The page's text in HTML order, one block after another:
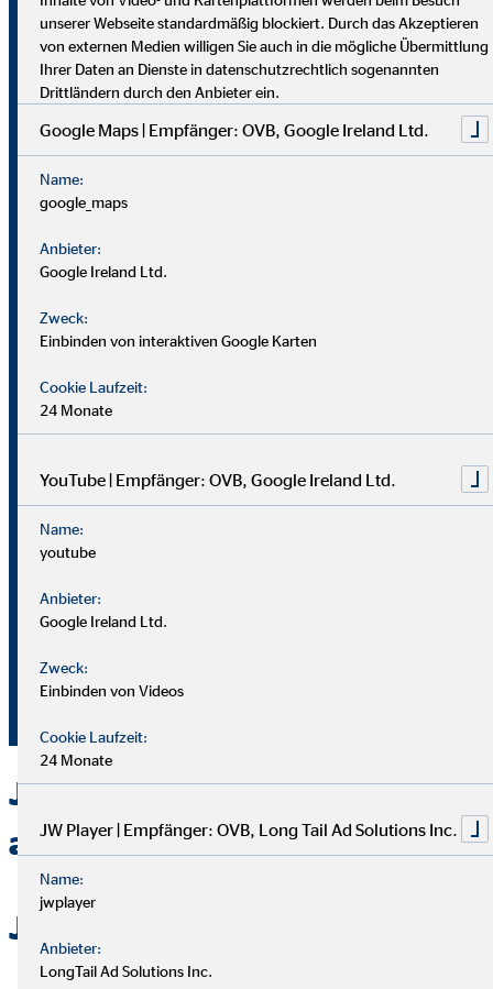
Wissen praktisch an. Nach einer Job-Pause kannst du flexibel
einsteigen, und Finanzprofis finden bei uns neue Chancen.
Bei OVB gibt es keine Grenzen: Unser Karriereplan bietet
Aufstiegsmöglichkeiten durch Ausbildung und Praxis.
Unterstützung bekommst du von deinem Team und deiner
Jetzt bei OVB in Osnabrück
als Berater durchstarten
Jetzt bewerben
unserer Webseite standardmäßig blockiert. Durch das Akzeptieren
von externen Medien willigen Sie auch in die mögliche Übermittlung
Ihrer Daten an Dienste in datenschutzrechtlich sogenannten
Drittländern durch den Anbieter ein.
Google Maps | Empfänger: OVB, Google Ireland Ltd.
Name:
google_maps
Anbieter:
Google Ireland Ltd.
Zweck:
Einbinden von interaktiven Google Karten
Cookie Laufzeit:
24 Monate
YouTube | Empfänger: OVB, Google Ireland Ltd.
Name:
youtube
Anbieter:
Google Ireland Ltd.
Zweck:
Einbinden von Videos
Cookie Laufzeit:
24 Monate
JW Player | Empfänger: OVB, Long Tail Ad Solutions Inc.
Name:
jwplayer
Anbieter:
LongTail Ad Solutions Inc.